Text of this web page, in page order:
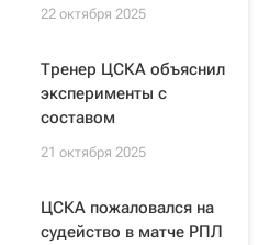
22 октября 2025
Тренер ЦСКА объяснил
эксперименты с
составом
21 октября 2025
ЦСКА пожаловался на
судейство в матче РПЛ